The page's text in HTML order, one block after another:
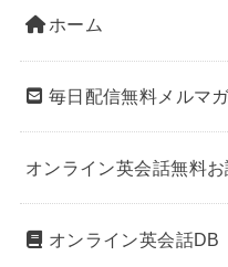
ホーム
毎日配信無料メルマ
オンライン英会話無料
オンライン英会話DB